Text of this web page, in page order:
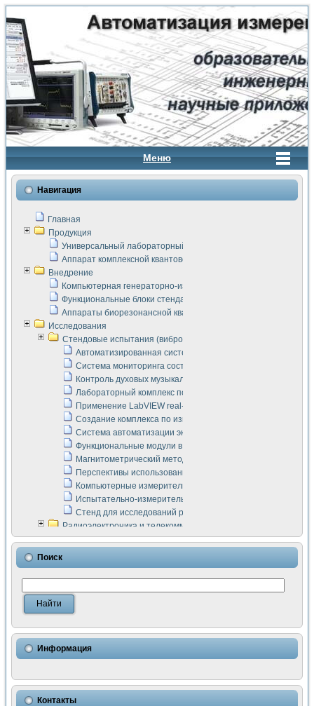
Меню
Навигация
Главная
Продукция
Универсальный лабораторный стенд "Сигнал-USB"
Аппарат комплексной квантовой терапии Интроскан
Внедрение
Компьютерная генераторно-измерительная система
Функциональные блоки стенда "Сигнал-USB"
Аппараты биорезонансной квантовой терапии серии СКАН
Исследования
Стендовые испытания (виброакустика, тензометрия и т.п.)
Автоматизированная система измерения параметров
Система мониторинга состояния тяговых
Контроль духовых музыкальных инструментов
Лабораторный комплекс по исследованию элементной
Применение LabVIEW real-time module для
Создание комплекса по измерению скорости подвижного
Система автоматизации экспериментальных
Функциональные модули в стандарте Nl SCXI для
Магнитометрический метод в дефектоскопии сварных
Перспективы использования машинного зрения в
Компьютерные измерительные системы для
Испытательно-измерительный комплекс аппаратуры для
Стенд для исследований рабочих процессов ДВС в
Радиоэлектроника и телекоммуникации
LabVIEW в расчетах радиолиний систем передачи данных
Аппаратно-программный комплекс для исследования
Виртуальный лабораторный стенд для исследования
Измерение шумовых параметров операционных
Измерительный преобразователь на основе цифровой
Использование NI LabVIEW для математического
Исследовние возможности создания измерителя ВАХ
Математическое моделирование генератора сигналов -
Применение осциллографического модуля с высоким
Симуляция отклика импульсного радиолокационного
Поиск
Информация
Контакты